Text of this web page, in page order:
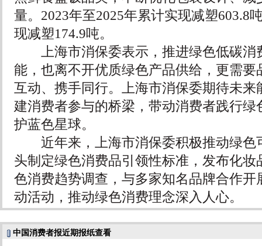
量。2023年至2025年累计实现减塑603.8
现减塑174.9吨。
上海市消保委表示，推进绿色低碳消
能，也离不开优质绿色产品供给，更需要
互动、携手同行。上海市消保委期待未来
建消费者参与的桥梁，带动消费者践行绿
护蓝色星球。
近年来，上海市消保委积极推动绿色
头制定绿色消费品引领性标准，发布化妆
色消费趋势调查，与多家知名品牌合作开
动活动，推动绿色消费理念深入人心。
中国消费者报近期报纸查看